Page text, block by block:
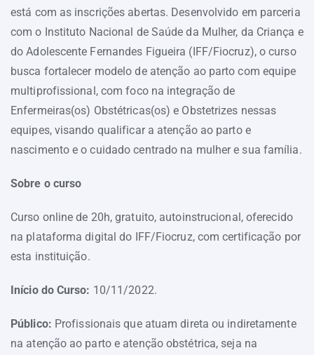
está com as inscrições abertas. Desenvolvido em parceria
com o Instituto Nacional de Saúde da Mulher, da Criança e
do Adolescente Fernandes Figueira (IFF/Fiocruz), o curso
busca fortalecer modelo de atenção ao parto com equipe
multiprofissional, com foco na integração de
Enfermeiras(os) Obstétricas(os) e Obstetrizes nessas
equipes, visando qualificar a atenção ao parto e
nascimento e o cuidado centrado na mulher e sua família.
Sobre o curso
Curso online de 20h, gratuito, autoinstrucional, oferecido
na plataforma digital do IFF/Fiocruz, com certificação por
esta instituição.
Início do Curso: 10/11/2022.
Público: Profissionais que atuam direta ou indiretamente
na atenção ao parto e atenção obstétrica, seja na